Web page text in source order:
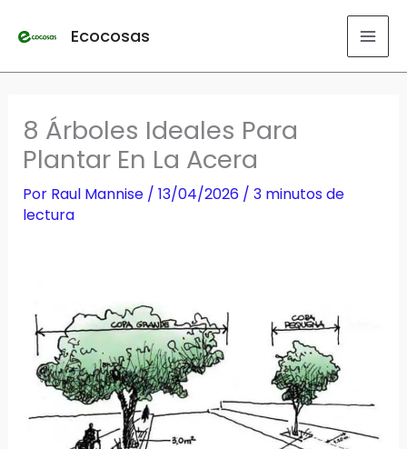
Ecocosas
8 Árboles Ideales Para
Plantar En La Acera
Por Raul Mannise / 13/04/2026 / 3 minutos de
lectura